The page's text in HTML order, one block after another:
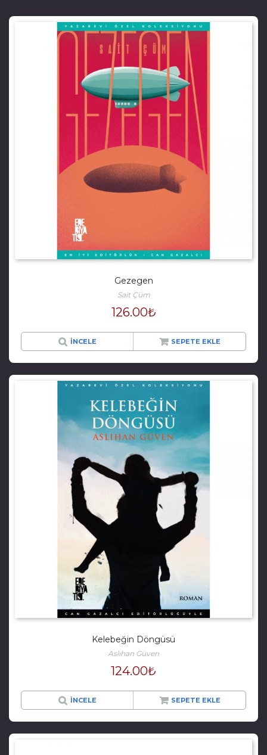
Gezegen
Sait Çüm
126.00₺
İNCELE SEPETE EKLE
Kelebeğin Döngüsü
Aslıhan Güven
124.00₺
İNCELE SEPETE EKLE